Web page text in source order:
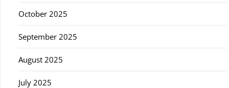
October 2025
September 2025
August 2025
July 2025